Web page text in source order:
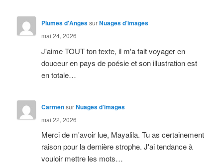
Plumes d'AngessurNuages d’images
mai 24, 2026
J'aime TOUT ton texte, il m'a fait voyager en
douceur en pays de poésie et son illustration est
en totale…
CarmensurNuages d’images
mai 22, 2026
Merci de m'avoir lue, Mayalila. Tu as certainement
raison pour la dernière strophe. J'ai tendance à
vouloir mettre les mots…